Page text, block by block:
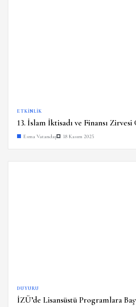
ETKINLIK
13. İslam İktisadı ve Finansı
Esma Vatandaş 18 Kasım 2025
DUYURU
İZÜ’de Lisansüstü Programlara